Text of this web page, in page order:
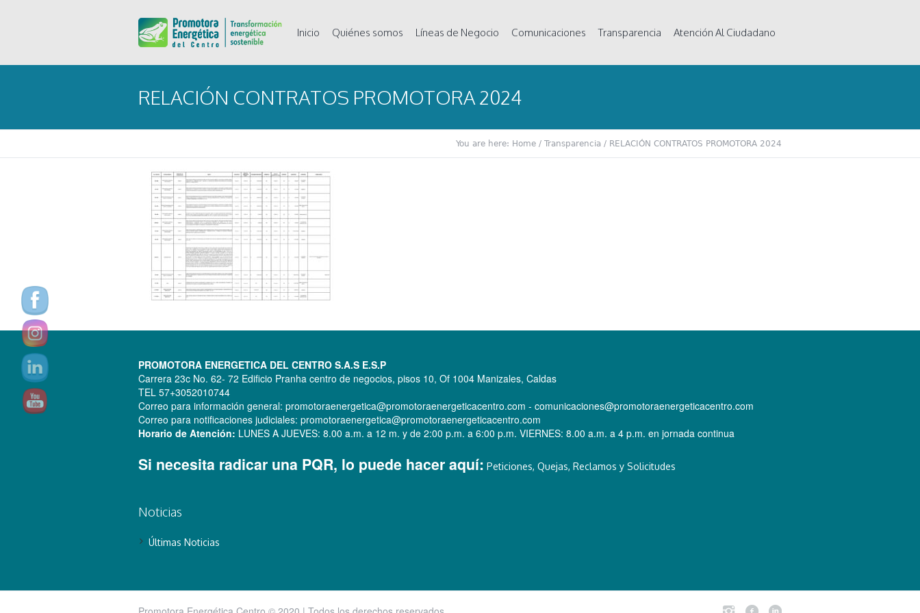
Inicio Quiénes somos Líneas de Negocio Comunicaciones Transparencia Atención Al Ciudadano
RELACIÓN CONTRATOS PROMOTORA 2024
You are here: Home / Transparencia / RELACIÓN CONTRATOS PROMOTORA 2024
PROMOTORA ENERGETICA DEL CENTRO S.A.S E.S.P
Carrera 23c No. 62- 72 Edificio Pranha centro de negocios, pisos 10, Of 1004 Manizales, Caldas
TEL 57+3052010744
Correo para información general: promotoraenergetica@promotoraenergeticacentro.com - comunicaciones@promotoraenergeticacentro.com
Correo para notificaciones judiciales: promotoraenergetica@promotoraenergeticacentro.com
Horario de Atención: LUNES A JUEVES: 8.00 a.m. a 12 m. y de 2:00 p.m. a 6:00 p.m. VIERNES: 8.00 a.m. a 4 p.m. en jornada continua
Si necesita radicar una PQR, lo puede hacer aquí: Peticiones, Quejas, Reclamos y Solicitudes
Noticias
Últimas Noticias